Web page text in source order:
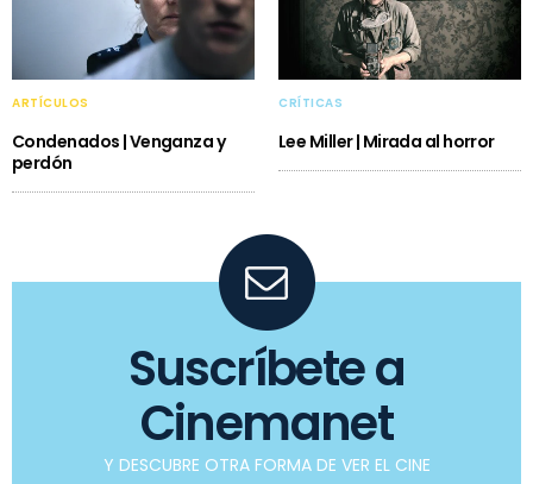
ARTÍCULOS
Condenados | Venganza y
perdón
CRÍTICAS
Lee Miller | Mirada al horror
Suscríbete a
Cinemanet
Y DESCUBRE OTRA FORMA DE VER EL CINE